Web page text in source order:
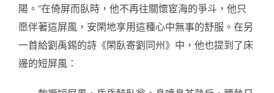
陽。”在倚屏而臥時，他不再往關懷宦海的爭斗，他只
愿伴著這屏風，安閑地享用這種心中無事的舒服。在另
一首給劉禹錫的詩《閑臥寄劉同州》中，他也提到了床
邊的短屏風：